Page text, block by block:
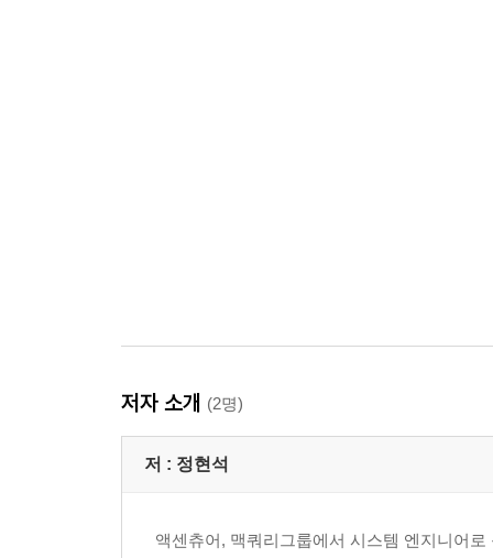
저자 소개 (2명)
저 : 정현석
액센츄어, 맥쿼리그룹에서 시스템 엔지니어